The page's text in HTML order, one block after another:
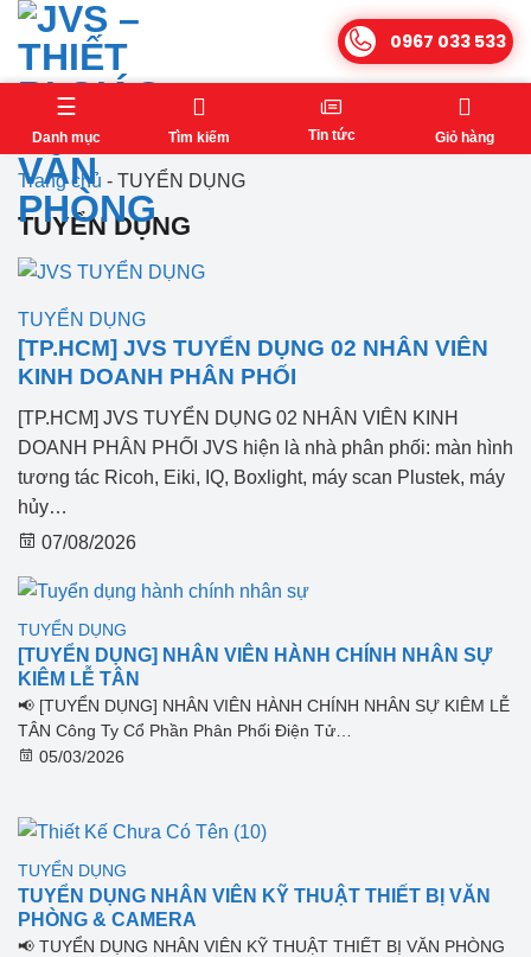
Danh mục Tìm kiếm Tin tức Giỏ hàng
Bỏ
qua
0967 033 533
Trang chủ - TUYỂN DỤNG
TUYỂN DỤNG
TUYỂN DỤNG
[TP.HCM] JVS TUYỂN DỤNG 02 NHÂN VIÊN
KINH DOANH PHÂN PHỐI
[TP.HCM] JVS TUYỂN DỤNG 02 NHÂN VIÊN KINH
DOANH PHÂN PHỐI JVS hiện là nhà phân phối: màn hình
tương tác Ricoh, Eiki, IQ, Boxlight, máy scan Plustek, máy
hủy…
07/08/2026
TUYỂN DỤNG
[TUYỂN DỤNG] NHÂN VIÊN HÀNH CHÍNH NHÂN SỰ
KIÊM LỄ TÂN
📢 [TUYỂN DỤNG] NHÂN VIÊN HÀNH CHÍNH NHÂN SỰ KIÊM LỄ
TÂN Công Ty Cổ Phần Phân Phối Điện Tử…
05/03/2026
TUYỂN DỤNG
TUYỂN DỤNG NHÂN VIÊN KỸ THUẬT THIẾT BỊ VĂN
PHÒNG & CAMERA
📢 TUYỂN DỤNG NHÂN VIÊN KỸ THUẬT THIẾT BỊ VĂN PHÒNG